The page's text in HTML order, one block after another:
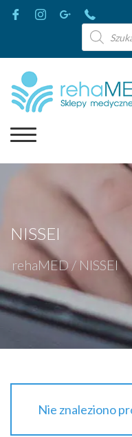
produktów
NISSEI
rehaMED / NISSEI
Nie znaleziono